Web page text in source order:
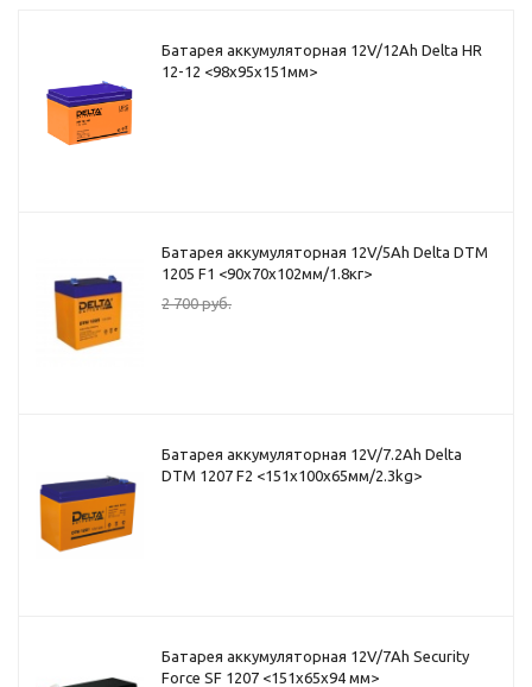
Батарея аккумуляторная 12V/12Ah Delta HR
12-12 <98x95x151мм>
Батарея аккумуляторная 12V/5Ah Delta DTM
1205 F1 <90x70x102мм/1.8кг>
2 700руб.
Батарея аккумуляторная 12V/7.2Ah Delta
DTM 1207 F2 <151x100x65мм/2.3kg>
Батарея аккумуляторная 12V/7Ah Security
Force SF 1207 <151x65x94 мм>